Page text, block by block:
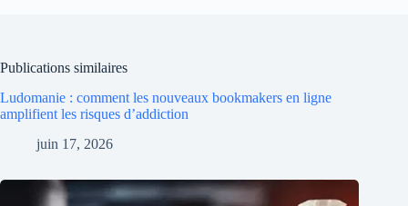
Publications similaires
Ludomanie : comment les nouveaux bookmakers en ligne
amplifient les risques d’addiction
juin 17, 2026